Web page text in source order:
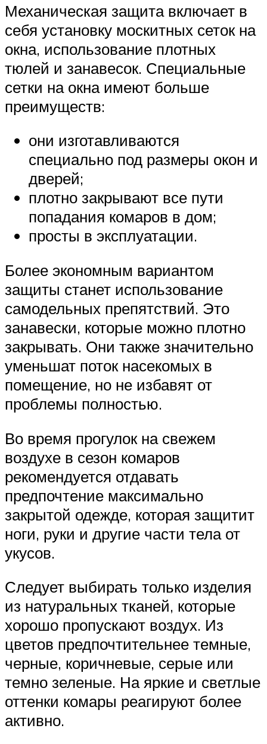
Механическая защита включает в
себя установку москитных сеток на
окна, использование плотных
тюлей и занавесок. Специальные
сетки на окна имеют больше
преимуществ:
они изготавливаются
специально под размеры окон и
дверей;
плотно закрывают все пути
попадания комаров в дом;
просты в эксплуатации.
Более экономным вариантом
защиты станет использование
самодельных препятствий. Это
занавески, которые можно плотно
закрывать. Они также значительно
уменьшат поток насекомых в
помещение, но не избавят от
проблемы полностью.
Во время прогулок на свежем
воздухе в сезон комаров
рекомендуется отдавать
предпочтение максимально
закрытой одежде, которая защитит
ноги, руки и другие части тела от
укусов.
Следует выбирать только изделия
из натуральных тканей, которые
хорошо пропускают воздух. Из
цветов предпочтительнее темные,
черные, коричневые, серые или
темно зеленые. На яркие и светлые
оттенки комары реагируют более
активно.